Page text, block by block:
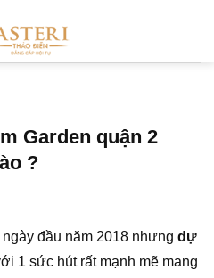
Garden quận 2
?
đầu năm 2018 nhưng dự
1 sức hút rất mạnh mẽ mang